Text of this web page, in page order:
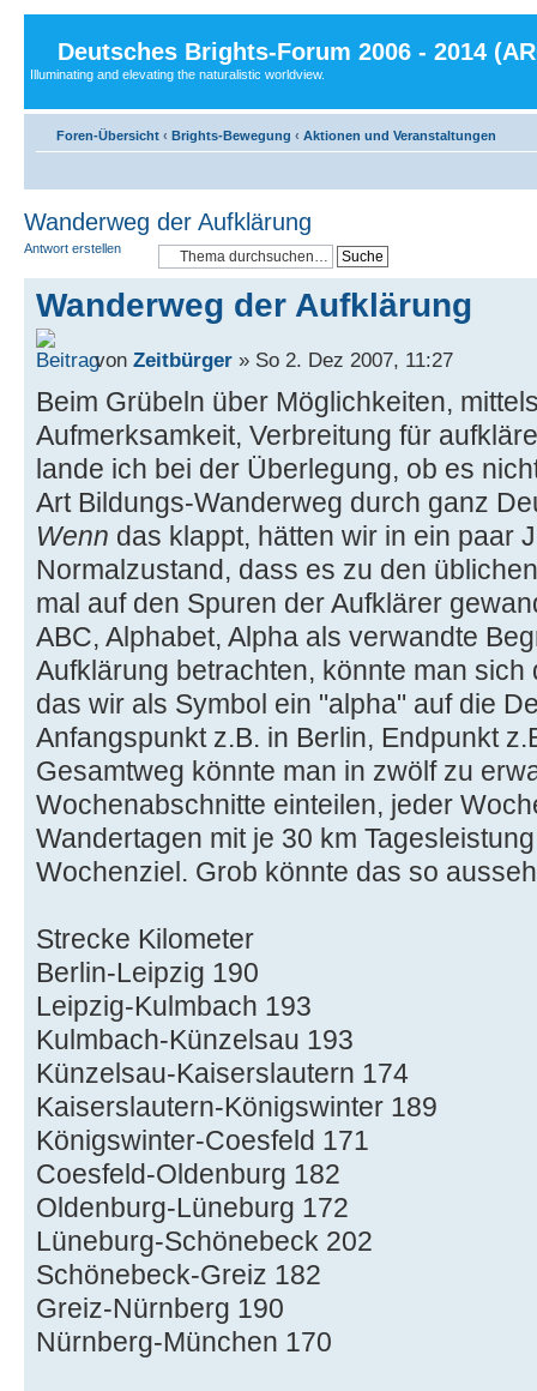
Deutsches Brights-Forum 2006 - 2014
Illuminating and elevating the naturalistic worldview.
Foren-Übersicht ‹ Brights-Bewegung ‹ Aktionen und Veranstaltungen
Wanderweg der Aufklärung
Antwort erstellen
Wanderweg der Aufklärung
von Zeitbürger » So 2. Dez 2007, 11:27
Beim Grübeln über Möglichkeiten,
Aufmerksamkeit, Verbreitung für
lande ich bei der Überlegung, ob es
Art Bildungs-Wanderweg durch ganz
Wenn das klappt, hätten wir in ein paar
Normalzustand, dass es zu den
mal auf den Spuren der Aufklärer
ABC, Alphabet, Alpha als verwandte
Aufklärung betrachten, könnte man
das wir als Symbol ein "alpha" auf die
Anfangspunkt z.B. in Berlin, Endpunkt
Gesamtweg könnte man in zwölf zu
Wochenabschnitte einteilen, jeder
Wandertagen mit je 30 km
Wochenziel. Grob könnte das so
Strecke Kilometer
Berlin-Leipzig 190
Leipzig-Kulmbach 193
Kulmbach-Künzelsau 193
Künzelsau-Kaiserslautern 174
Kaiserslautern-Königswinter 189
Königswinter-Coesfeld 171
Coesfeld-Oldenburg 182
Oldenburg-Lüneburg 172
Lüneburg-Schönebeck 202
Schönebeck-Greiz 182
Greiz-Nürnberg 190
Nürnberg-München 170